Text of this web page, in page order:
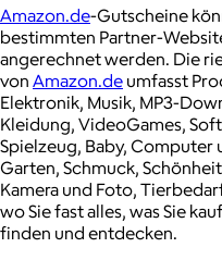
Amazon.de-Gutscheine
bestimmten Partner-
angerechnet werden. Die
von Amazon.de umfasst
Elektronik, Musik, MP3-
Kleidung, VideoGames,
Spielzeug, Baby, Computer
Garten, Schmuck,
Kamera und Foto,
wo Sie fast alles, was Sie
finden und entdecken.